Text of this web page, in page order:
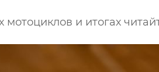
мотоциклов и итогах